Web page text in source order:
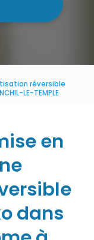
réversible
LE-TEMPLE
en
dans